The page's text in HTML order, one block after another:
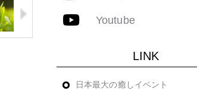
Youtube
LINK
日本最大の癒しイベント